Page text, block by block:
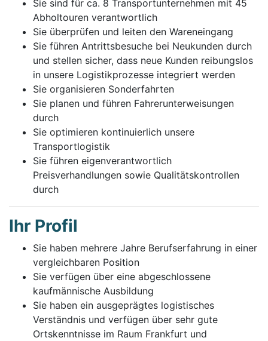
Sie sind für ca. 8 Transportunternehmen mit 45
Abholtouren verantwortlich
Sie überprüfen und leiten den Wareneingang
Sie führen Antrittsbesuche bei Neukunden durch
und stellen sicher, dass neue Kunden reibungslos
in unsere Logistikprozesse integriert werden
Sie organisieren Sonderfahrten
Sie planen und führen Fahrerunterweisungen
durch
Sie optimieren kontinuierlich unsere
Transportlogistik
Sie führen eigenverantwortlich
Preisverhandlungen sowie Qualitätskontrollen
durch
Ihr Profil
Sie haben mehrere Jahre Berufserfahrung in einer
vergleichbaren Position
Sie verfügen über eine abgeschlossene
kaufmännische Ausbildung
Sie haben ein ausgeprägtes logistisches
Verständnis und verfügen über sehr gute
Ortskenntnisse im Raum Frankfurt und